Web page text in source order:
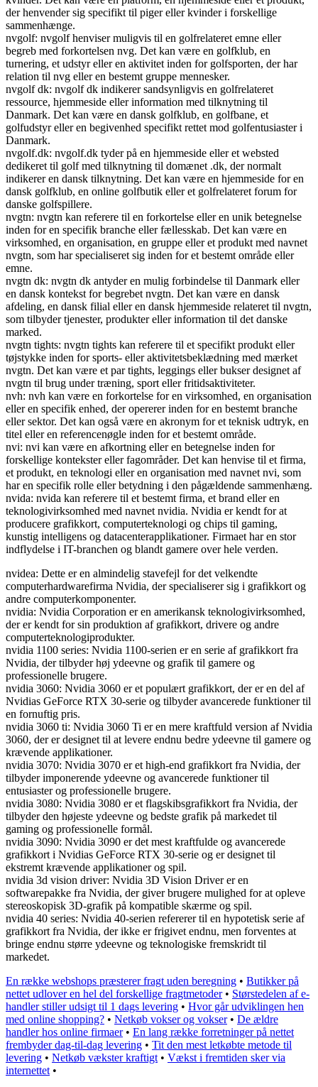
der henvender sig specifikt til piger eller kvinder i forskellige
sammenhænge.
nvgolf: nvgolf henviser muligvis til en golfrelateret emne eller
begreb med forkortelsen nvg. Det kan være en golfklub, en
turnering, et udstyr eller en aktivitet inden for golfsporten, der har
relation til nvg eller en bestemt gruppe mennesker.
nvgolf dk: nvgolf dk indikerer sandsynligvis en golfrelateret
ressource, hjemmeside eller information med tilknytning til
Danmark. Det kan være en dansk golfklub, en golfbane, et
golfudstyr eller en begivenhed specifikt rettet mod golfentusiaster i
Danmark.
nvgolf.dk: nvgolf.dk tyder på en hjemmeside eller et websted
dedikeret til golf med tilknytning til domænet .dk, der normalt
indikerer en dansk tilknytning. Det kan være en hjemmeside for en
dansk golfklub, en online golfbutik eller et golfrelateret forum for
danske golfspillere.
nvgtn: nvgtn kan referere til en forkortelse eller en unik betegnelse
inden for en specifik branche eller fællesskab. Det kan være en
virksomhed, en organisation, en gruppe eller et produkt med navnet
nvgtn, som har specialiseret sig inden for et bestemt område eller
emne.
nvgtn dk: nvgtn dk antyder en mulig forbindelse til Danmark eller
en dansk kontekst for begrebet nvgtn. Det kan være en dansk
afdeling, en dansk filial eller en dansk hjemmeside relateret til nvgtn,
som tilbyder tjenester, produkter eller information til det danske
marked.
nvgtn tights: nvgtn tights kan referere til et specifikt produkt eller
tøjstykke inden for sports- eller aktivitetsbeklædning med mærket
nvgtn. Det kan være et par tights, leggings eller bukser designet af
nvgtn til brug under træning, sport eller fritidsaktiviteter.
nvh: nvh kan være en forkortelse for en virksomhed, en organisation
eller en specifik enhed, der opererer inden for en bestemt branche
eller sektor. Det kan også være en akronym for et teknisk udtryk, en
titel eller en referencenøgle inden for et bestemt område.
nvi: nvi kan være en afkortning eller en betegnelse inden for
forskellige kontekster eller fagområder. Det kan henvise til et firma,
et produkt, en teknologi eller en organisation med navnet nvi, som
har en specifik rolle eller betydning i den pågældende sammenhæng.
nvida: nvida kan referere til et bestemt firma, et brand eller en
teknologivirksomhed med navnet nvidia. Nvidia er kendt for at
producere grafikkort, computerteknologi og chips til gaming,
kunstig intelligens og datacenterapplikationer. Firmaet har en stor
indflydelse i IT-branchen og blandt gamere over hele verden.
nvidea: Dette er en almindelig stavefejl for det velkendte
computerhardwarefirma Nvidia, der specialiserer sig i grafikkort og
andre computerkomponenter.
nvidia: Nvidia Corporation er en amerikansk teknologivirksomhed,
der er kendt for sin produktion af grafikkort, drivere og andre
computerteknologiprodukter.
nvidia 1100 series: Nvidia 1100-serien er en serie af grafikkort fra
Nvidia, der tilbyder høj ydeevne og grafik til gamere og
professionelle brugere.
nvidia 3060: Nvidia 3060 er et populært grafikkort, der er en del af
Nvidias GeForce RTX 30-serie og tilbyder avancerede funktioner til
en fornuftig pris.
nvidia 3060 ti: Nvidia 3060 Ti er en mere kraftfuld version af Nvidia
3060, der er designet til at levere endnu bedre ydeevne til gamere og
krævende applikationer.
nvidia 3070: Nvidia 3070 er et high-end grafikkort fra Nvidia, der
tilbyder imponerende ydeevne og avancerede funktioner til
entusiaster og professionelle brugere.
nvidia 3080: Nvidia 3080 er et flagskibsgrafikkort fra Nvidia, der
tilbyder den højeste ydeevne og bedste grafik på markedet til
gaming og professionelle formål.
nvidia 3090: Nvidia 3090 er det mest kraftfulde og avancerede
grafikkort i Nvidias GeForce RTX 30-serie og er designet til
ekstremt krævende applikationer og spil.
nvidia 3d vision driver: Nvidia 3D Vision Driver er en
softwarepakke fra Nvidia, der giver brugere mulighed for at opleve
stereoskopisk 3D-grafik på kompatible skærme og spil.
nvidia 40 series: Nvidia 40-serien refererer til en hypotetisk serie af
grafikkort fra Nvidia, der ikke er frigivet endnu, men forventes at
bringe endnu større ydeevne og teknologiske fremskridt til
markedet.
En række webshops præsterer fragt uden beregning • Butikker på
nettet udlover en hel del forskellige fragtmetoder• Størstedelen af e-
handler stiller udsigt til 1 dags levering • Hvor går udviklingen hen
med online shopping? • Netkøb vokser og vokser• De ældre
handler hos online firmaer• En lang række forretninger på nettet
frembyder dag-til-dag levering • Tit den mest letkøbte metode til
levering • Netkøb vækster kraftigt • Vækst i fremtiden sker via
internettet •